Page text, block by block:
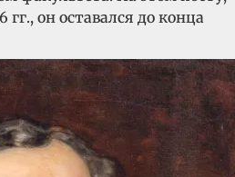
гг., он оставался до конца